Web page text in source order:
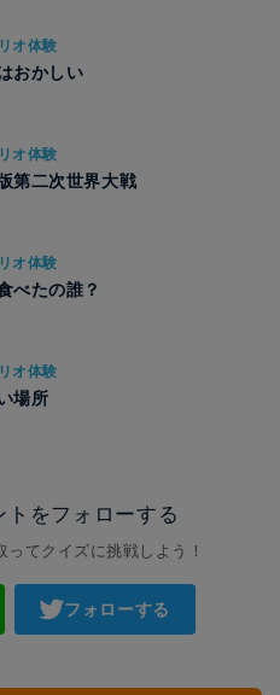
オ体験
おかしい
オ体験
第二次世界大戦
オ体験
べたの誰？
オ体験
場所
トをフォローする
てクイズに挑戦しよう！
フォローする